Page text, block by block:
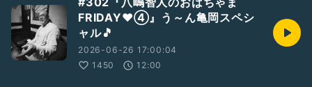
FRIDAY❤️④』う～ん亀岡スペシ
ャル🎵
2026-06-26 17:00:04
1450
12:00